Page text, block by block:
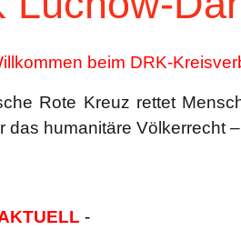
beim DRK-
Rote Kreuz rettet
das humanitäre Völkerrecht
-